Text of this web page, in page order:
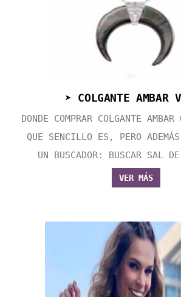
➤ COLGANTE AMBAR
DONDE COMPRAR COLGANTE
QUE SENCILLO ES, PERO
UN BUSCADOR: BUSCAR SAL
VER MÁS